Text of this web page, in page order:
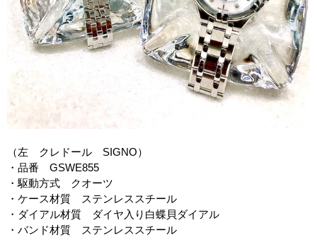
（左 クレドール SIGNO）
・品番 GSWE855
・駆動方式 クオーツ
・ケース材質 ステンレススチール
・ダイアル材質 ダイヤ入り白蝶貝ダイアル
・バンド材質 ステンレススチール